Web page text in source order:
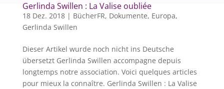
Gerlinda Swillen : La Valise oubliée
18 Dez. 2018| BücherFR, Dokumente, Europa,
Gerlinda Swillen
Dieser Artikel wurde noch nicht ins Deutsche
übersetzt Gerlinda Swillen accompagne depuis
longtemps notre association. Voici quelques articles
pour mieux la connaître. Gerlinda Swillen : La Valise